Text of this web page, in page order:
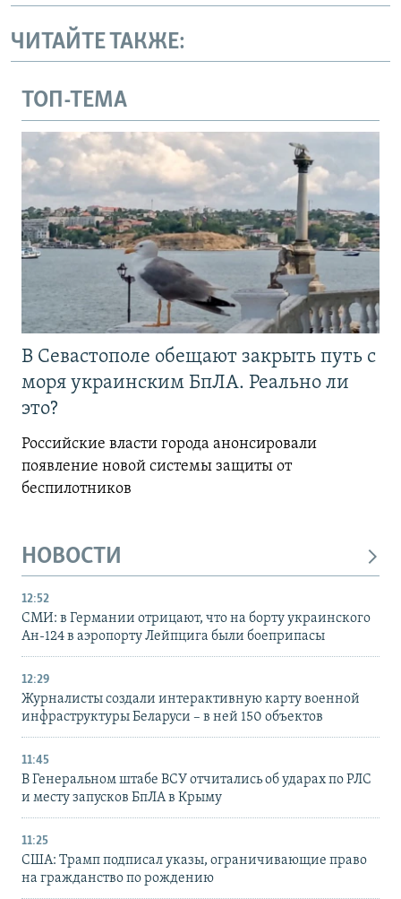
ЧИТАЙТЕ ТАКЖЕ:
ТОП-ТЕМА
В Севастополе обещают закрыть путь с
моря украинским БпЛА. Реально ли
это?
Российские власти города анонсировали
появление новой системы защиты от
беспилотников
НОВОСТИ
12:52
СМИ: в Германии отрицают, что на борту украинского
Ан-124 в аэропорту Лейпцига были боеприпасы
12:29
Журналисты создали интерактивную карту военной
инфраструктуры Беларуси – в ней 150 объектов
11:45
В Генеральном штабе ВСУ отчитались об ударах по РЛС
и месту запусков БпЛА в Крыму
11:25
США: Трамп подписал указы, ограничивающие право
на гражданство по рождению